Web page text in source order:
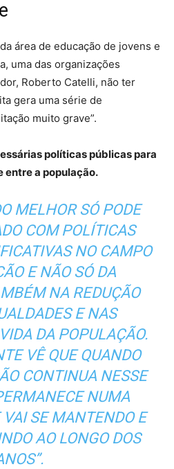
área de educação de jovens e
uma das organizações
Roberto Catelli, não ter
gera uma série de
muito grave”.
políticas públicas para
a população.
MELHOR SÓ PODE
COM POLÍTICAS
NO CAMPO
E NÃO SÓ DA
NA REDUÇÃO
E NAS
DA POPULAÇÃO.
VÊ QUE QUANDO
CONTINUA NESSE
NUMA
VAI SE MANTENDO E
AO LONGO DOS